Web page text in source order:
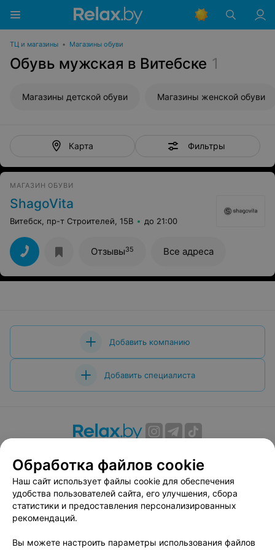
ТЦ и магазины • Магазины обуви
Обувь мужская в Витебске 1
Магазины детской обуви Магазины женской обуви
Карта Фильтры
МAГAЗИН ОБУВИ
ShagoVita
Витебск, пр-т Строителей, 15В до 21:00
Отзывы35 Все адреса
Добавить компанию
Добавить специалиста
Вакансии
Публичный договор
Способы оплаты
Публичный договор по использованию сервиса
«Афиша»
Пользовательское соглашение
Обработка файлов cookie
Наш сайт использует файлы cookie для обеспечения
удобства пользователей сайта, его улучшения, сбора
статистики и предоставления персонализированных
рекомендаций.
Вы можете настроить параметры использования файлов